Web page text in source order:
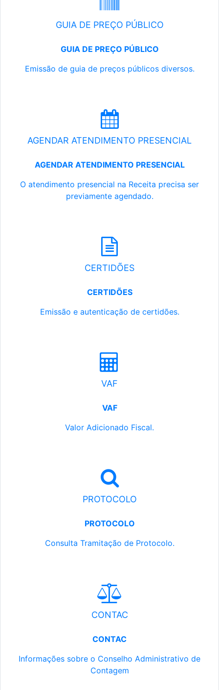
GUIA DE PREÇO PÚBLICO
GUIA DE PREÇO PÚBLICO
Emissão de guia de preços públicos diversos.
AGENDAR ATENDIMENTO PRESENCIAL
AGENDAR ATENDIMENTO PRESENCIAL
O atendimento presencial na Receita precisa ser
previamente agendado.
CERTIDÕES
CERTIDÕES
Emissão e autenticação de certidões.
VAF
VAF
Valor Adicionado Fiscal.
PROTOCOLO
PROTOCOLO
Consulta Tramitação de Protocolo.
CONTAC
CONTAC
Informações sobre o Conselho Administrativo de
Contagem